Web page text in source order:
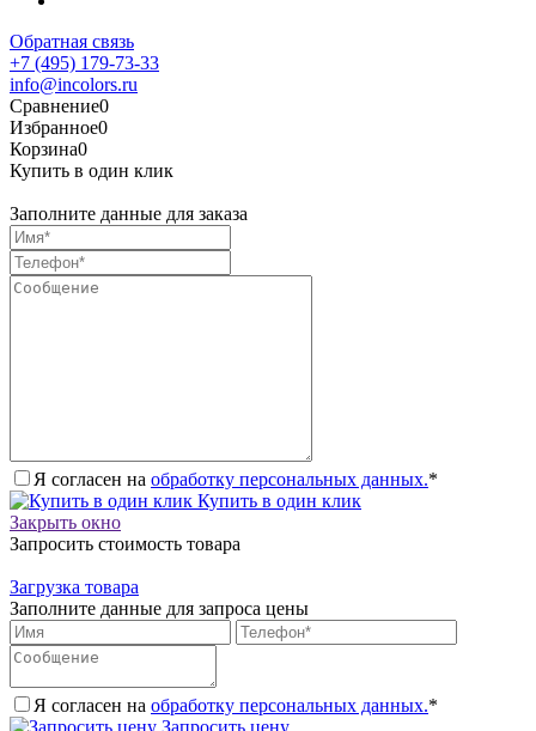
Обратная связь
+7 (495) 179-73-33
info@incolors.ru
Сравнение0
Избранное0
Корзина0
Купить в один клик
Заполните данные для заказа
Я согласен на обработку персональных данных.*
Купить в один клик
Закрыть окно
Запросить стоимость товара
Загрузка товара
Заполните данные для запроса цены
Я согласен на обработку персональных данных.*
Запросить цену